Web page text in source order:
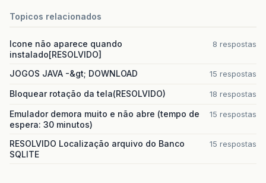
Topicos relacionados
Icone não aparece quando
instalado[RESOLVIDO]
8 respostas
JOGOS JAVA -&gt; DOWNLOAD 15 respostas
Bloquear rotação da tela(RESOLVIDO) 18 respostas
Emulador demora muito e não abre (tempo de
espera: 30 minutos)
15 respostas
RESOLVIDO Localização arquivo do Banco
SQLITE
15 respostas